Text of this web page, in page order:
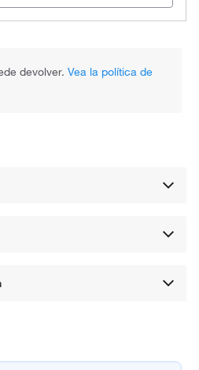
devolver.Vea la política de